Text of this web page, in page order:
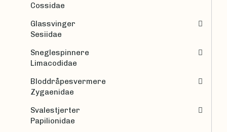
Cossidae
Glassvinger
Sesiidae
Sneglespinnere
Limacodidae
Bloddråpesvermere
Zygaenidae
Svalestjerter
Papilionidae